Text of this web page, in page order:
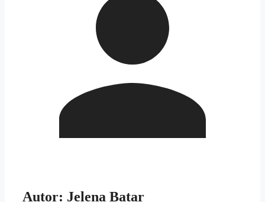
Autor: Jelena Batar